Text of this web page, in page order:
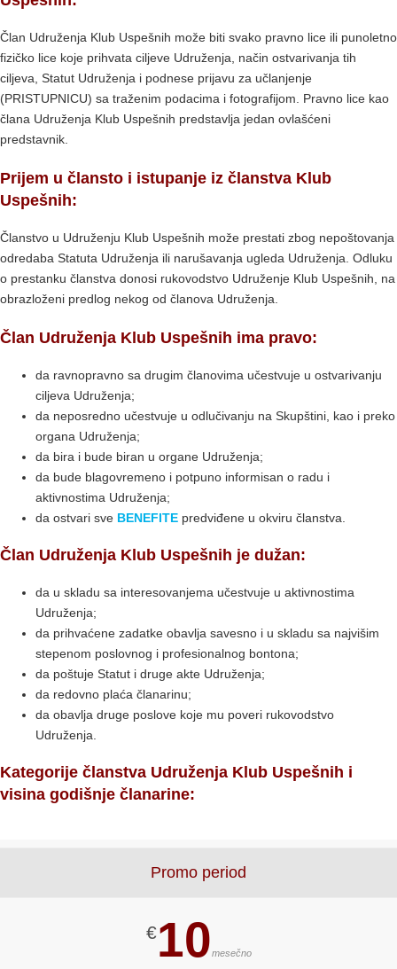
Član Udruženja Klub Uspešnih može biti svako pravno lice ili punoletno
fizičko lice koje prihvata ciljeve Udruženja, način ostvarivanja tih
ciljeva, Statut Udruženja i podnese prijavu za učlanjenje
(PRISTUPNICU) sa traženim podacima i fotografijom. Pravno lice kao
člana Udruženja Klub Uspešnih predstavlja jedan ovlašćeni
predstavnik.
Prijem u člansto i istupanje iz članstva Klub
Uspešnih:
Članstvo u Udruženju Klub Uspešnih može prestati zbog nepoštovanja
odredaba Statuta Udruženja ili narušavanja ugleda Udruženja. Odluku
o prestanku članstva donosi rukovodstvo Udruženje Klub Uspešnih, na
obrazloženi predlog nekog od članova Udruženja.
Član Udruženja Klub Uspešnih ima pravo:
da ravnopravno sa drugim članovima učestvuje u ostvarivanju
ciljeva Udruženja;
da neposredno učestvuje u odlučivanju na Skupštini, kao i preko
organa Udruženja;
da bira i bude biran u organe Udruženja;
da bude blagovremeno i potpuno informisan o radu i
aktivnostima Udruženja;
da ostvari sve BENEFITE predviđene u okviru članstva.
Član Udruženja Klub Uspešnih je dužan:
da u skladu sa interesovanjema učestvuje u aktivnostima
Udruženja;
da prihvaćene zadatke obavlja savesno i u skladu sa najvišim
stepenom poslovnog i profesionalnog bontona;
da poštuje Statut i druge akte Udruženja;
da redovno plaća članarinu;
da obavlja druge poslove koje mu poveri rukovodstvo
Udruženja.
Kategorije članstva Udruženja Klub Uspešnih i
visina godišnje članarine:
Promo period
€10mesečno